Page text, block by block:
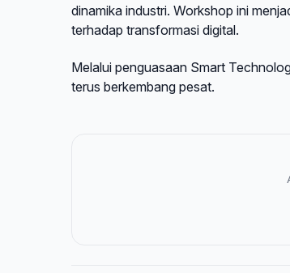
dinamika industri. Workshop ini
terhadap transformasi digital.
Melalui penguasaan Smart
terus berkembang pesat.